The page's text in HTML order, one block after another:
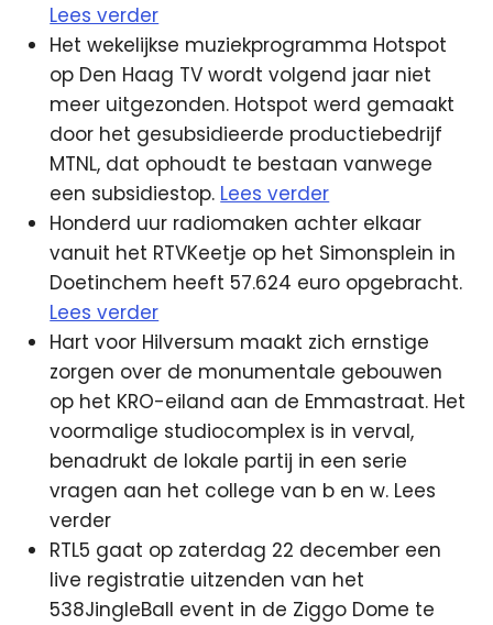
Lees verder
Het wekelijkse muziekprogramma Hotspot
op Den Haag TV wordt volgend jaar niet
meer uitgezonden. Hotspot werd gemaakt
door het gesubsidieerde productiebedrijf
MTNL, dat ophoudt te bestaan vanwege
een subsidiestop. Lees verder
Honderd uur radiomaken achter elkaar
vanuit het RTVKeetje op het Simonsplein in
Doetinchem heeft 57.624 euro opgebracht.
Lees verder
Hart voor Hilversum maakt zich ernstige
zorgen over de monumentale gebouwen
op het KRO-eiland aan de Emmastraat. Het
voormalige studiocomplex is in verval,
benadrukt de lokale partij in een serie
vragen aan het college van b en w. Lees
verder
RTL5 gaat op zaterdag 22 december een
live registratie uitzenden van het
538JingleBall event in de Ziggo Dome te